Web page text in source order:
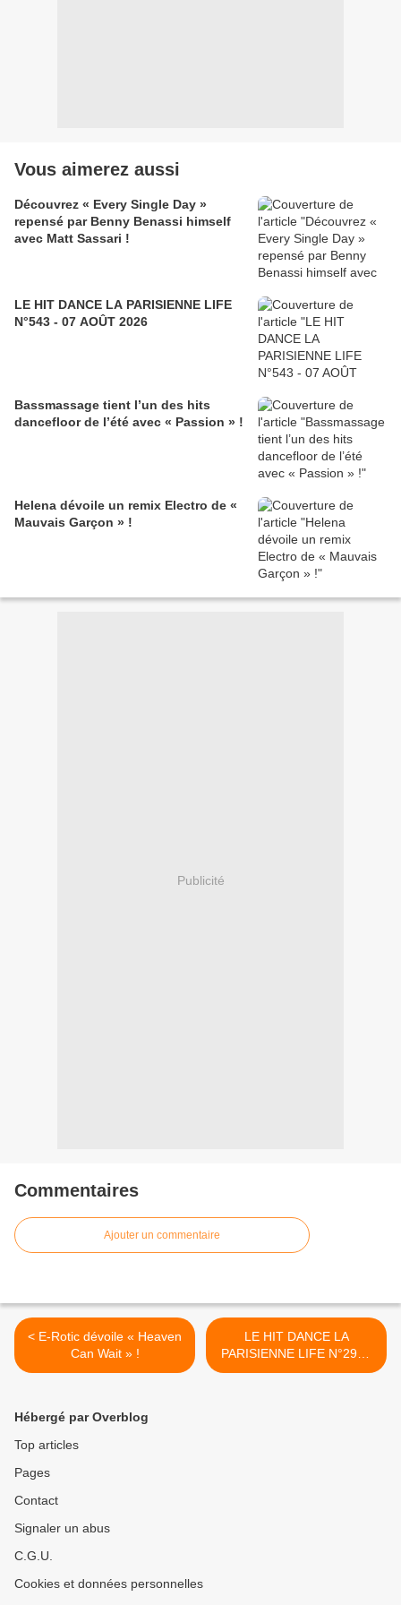
Vous aimerez aussi
Découvrez « Every Single Day »
repensé par Benny Benassi himself
avec Matt Sassari !
LE HIT DANCE LA PARISIENNE LIFE
N°543 - 07 AOÛT 2026
Bassmassage tient l’un des hits
dancefloor de l’été avec « Passion » !
Helena dévoile un remix Electro de «
Mauvais Garçon » !
Publicité
Commentaires
Ajouter un commentaire
< E-Rotic dévoile « Heaven
Can Wait » !
LE HIT DANCE LA
PARISIENNE LIFE N°296 -
12 NOVEMBRE 2021 >
Hébergé par Overblog
Top articles
Pages
Contact
Signaler un abus
C.G.U.
Cookies et données personnelles